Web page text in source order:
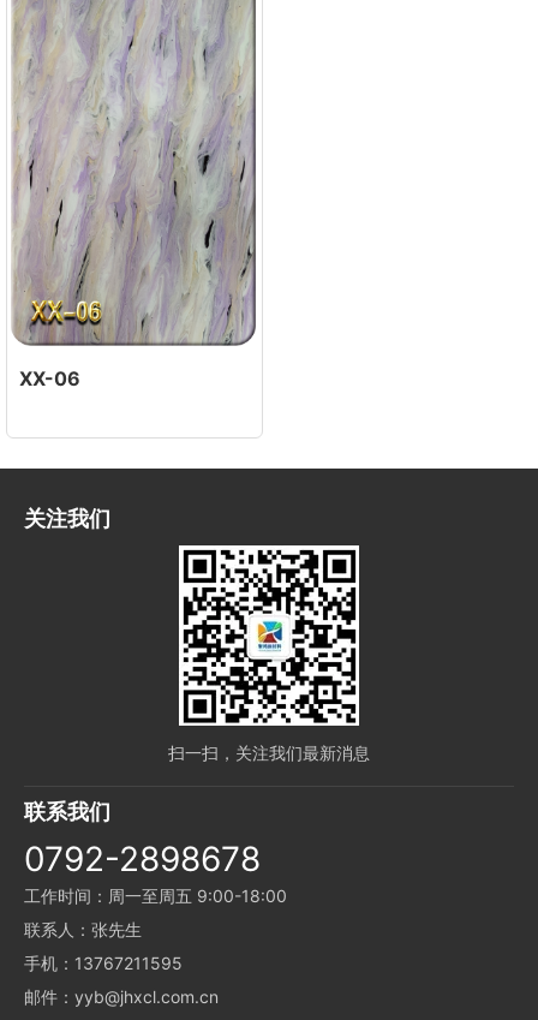
XX-06
关注我们
扫一扫，关注我们最新消息
联系我们
0792-2898678
工作时间：周一至周五 9:00-18:00
联系人：张先生
手机：13767211595
邮件：yyb@jhxcl.com.cn